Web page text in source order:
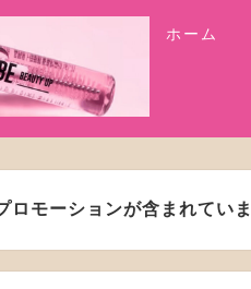
ホーム
ロモーションが含まれてい